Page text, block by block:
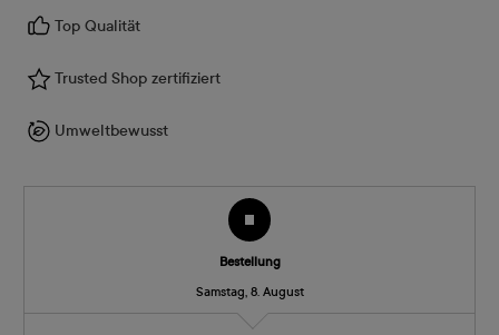
Top Qualität
Trusted Shop zertifiziert
Umweltbewusst
Bestellung
Samstag, 8. August